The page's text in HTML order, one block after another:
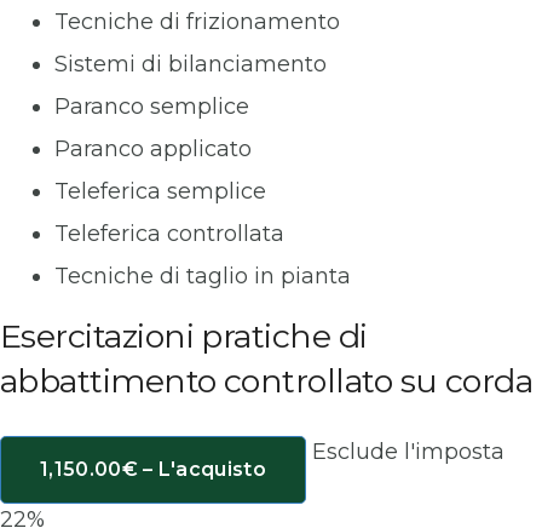
Tecniche di frizionamento
Sistemi di bilanciamento
Paranco semplice
Paranco applicato
Teleferica semplice
Teleferica controllata
Tecniche di taglio in pianta
Esercitazioni pratiche di
abbattimento controllato su corda
1,150.00€ – L'acquisto
Esclude l'imposta
22%